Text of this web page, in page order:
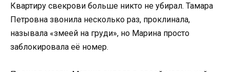
Квартиру свекрови больше никто не убирал. Тамара
Петровна звонила несколько раз, проклинала,
называла «змеей на груди», но Марина просто
заблокировала её номер.